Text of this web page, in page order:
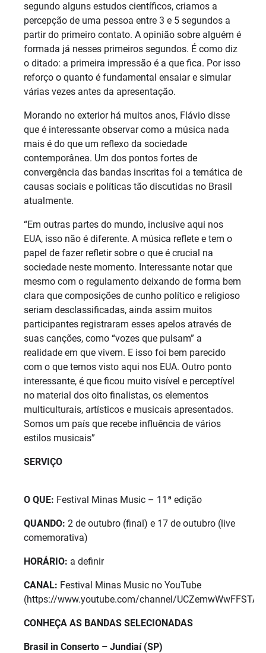
segundo alguns estudos científicos, criamos a
percepção de uma pessoa entre 3 e 5 segundos a
partir do primeiro contato. A opinião sobre alguém é
formada já nesses primeiros segundos. É como diz
o ditado: a primeira impressão é a que fica. Por isso
reforço o quanto é fundamental ensaiar e simular
várias vezes antes da apresentação.
Morando no exterior há muitos anos, Flávio disse
que é interessante observar como a música nada
mais é do que um reflexo da sociedade
contemporânea. Um dos pontos fortes de
convergência das bandas inscritas foi a temática de
causas sociais e políticas tão discutidas no Brasil
atualmente.
“Em outras partes do mundo, inclusive aqui nos
EUA, isso não é diferente. A música reflete e tem o
papel de fazer refletir sobre o que é crucial na
sociedade neste momento. Interessante notar que
mesmo com o regulamento deixando de forma bem
clara que composições de cunho político e religioso
seriam desclassificadas, ainda assim muitos
participantes registraram esses apelos através de
suas canções, como “vozes que pulsam” a
realidade em que vivem. E isso foi bem parecido
com o que temos visto aqui nos EUA. Outro ponto
interessante, é que ficou muito visível e perceptível
no material dos oito finalistas, os elementos
multiculturais, artísticos e musicais apresentados.
Somos um país que recebe influência de vários
estilos musicais”
SERVIÇO
O QUE: Festival Minas Music – 11ª edição
QUANDO: 2 de outubro (final) e 17 de outubro (live
comemorativa)
HORÁRIO: a definir
CANAL: Festival Minas Music no YouTube
(https://www.youtube.com/channel/
CONHEÇA AS BANDAS SELECIONADAS
Brasil in Conserto – Jundiaí (SP)